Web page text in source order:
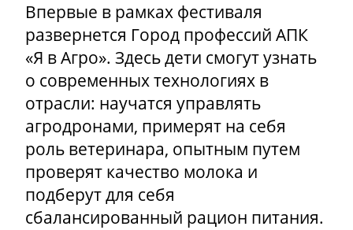
Впервые в рамках фестиваля
развернется Город профессий АПК
«Я в Агро». Здесь дети смогут узнать
о современных технологиях в
отрасли: научатся управлять
агродронами, примерят на себя
роль ветеринара, опытным путем
проверят качество молока и
подберут для себя
сбалансированный рацион питания.